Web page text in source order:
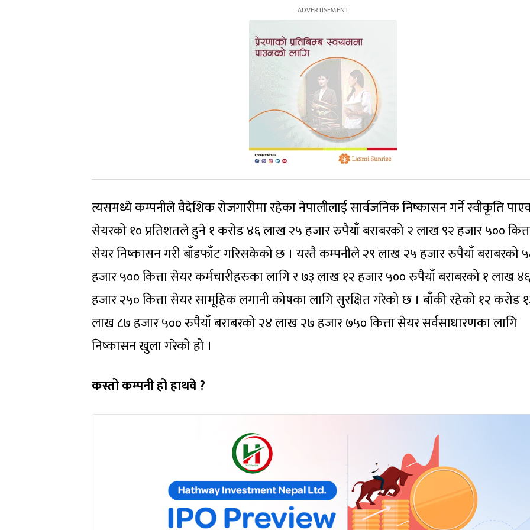
त्यसमध्ये कम्पनीले वैदेशिक रोजगारीमा रहेका नेपालीलाई सार्वजनिक निष्कासन गर्ने स्वीकृति
सेयरको १० प्रतिशतले हुने १ करोड ४६ लाख २५ हजार रुपैयाँ बराबरको २ लाख ९२ हजार ५००
सेयर निष्कासन गरी बाँडफाँट गरिसकेको छ । यस्तै कम्पनीले २९ लाख २५ हजार रुपैयाँ बराबरको
हजार ५०० कित्ता सेयर कर्मचारीहरुका लागि र ७३ लाख १२ हजार ५०० रुपैयाँ बराबरको १ लाख ४६
हजार २५० कित्ता सेयर सामूहिक लगानी कोषका लागि सुरक्षित गरेको छ । बाँकी रहेको १२ करोड
लाख ८७ हजार ५०० रुपैयाँ बराबरको २४ लाख २७ हजार ७५० कित्ता सेयर सर्वसाधारणका लागि
निष्कासन खुला गरेको हो ।
कस्तो कम्पनी हो हाथवे ?